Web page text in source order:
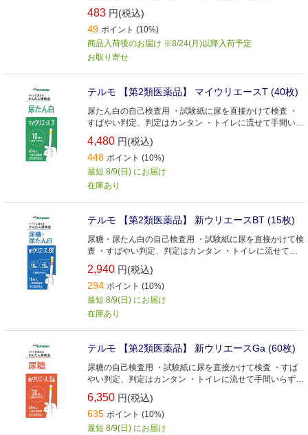
483 円(税込)
49 ポイント (10%)
商品入荷後のお届け ※8/24(月)以降入荷予定
お取り寄せ
テルモ 【第2類医薬品】 マイウリエースT (40枚)
尿たん白の自己検査用 ・試験紙に尿を直接かけて検査 ・
すばやい判定、判定はカンタン ・トイレに流せて手間いら
合、インジケーターがお知らせ
4,480 円(税込)
448 ポイント (10%)
最短 8/9(日) にお届け
在庫あり
テルモ 【第2類医薬品】 新ウリエースBT (15枚)
尿糖・尿たん白の自己検査用 ・試験紙に尿を直接かけて検
査 ・すばやい判定、判定はカンタン ・トイレに流せて手
した場合、インジケーターがお知らせ
2,940 円(税込)
294 ポイント (10%)
最短 8/9(日) にお届け
在庫あり
テルモ 【第2類医薬品】 新ウリエースGa (60枚)
尿糖の自己検査用 ・試験紙に尿を直接かけて検査 ・すば
やい判定、判定はカンタン ・トイレに流せて手間いらず
合、インジケーターがお知らせ
6,350 円(税込)
635 ポイント (10%)
最短 8/9(日) にお届け